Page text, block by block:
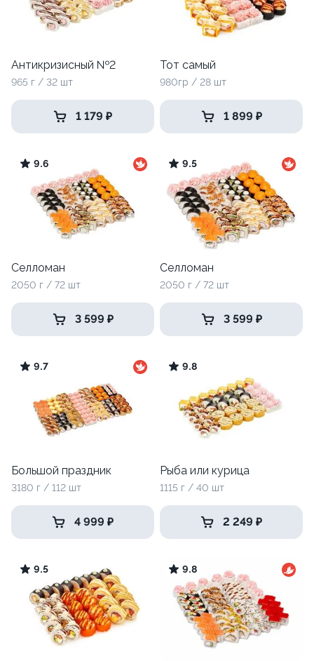
Антикризисный №2
965 г / 32 шт
1 179 ₽
Тот самый
980гр / 28 шт
1 899 ₽
9.6
Селломан
2050 г / 72 шт
3 599 ₽
9.5
Селломан
2050 г / 72 шт
3 599 ₽
9.7
Большой праздник
3180 г / 112 шт
4 999 ₽
9.8
Рыба или курица
1115 г / 40 шт
2 249 ₽
9.5 9.8